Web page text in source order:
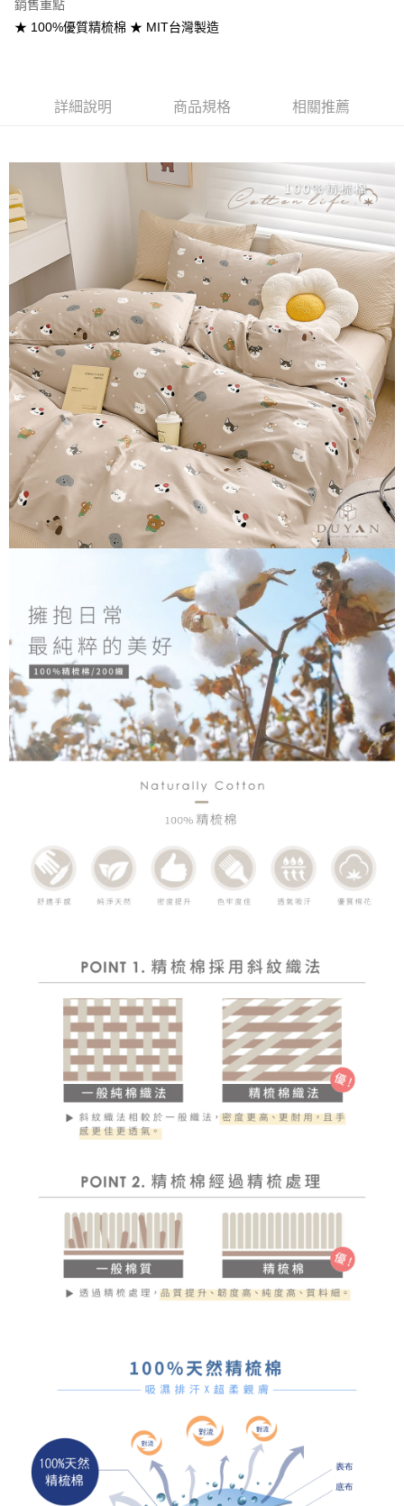
匯豐（台灣）商業銀行
聯邦商業銀行
遠東國際商業銀行
台灣樂天信用卡公司
悠遊付
大哥付你分期
1.本服務由台灣大哥大提供，台灣大哥大用戶可立即使用無須另外申請。
2.付款方式選擇「大哥付你分期」，訂單成立後會自動跳轉到大哥付的交易
流程，驗證手機門號後，選擇欲分期的期數、繳款截止日，確認付款後即完
成交易。
3.實際核准額度、可分期數及費用金額請依後續交易確認頁面所載為準。
4.訂單成立30分鐘內，如未前往確認交易或遇審核未通過，訂單將自動取
消。如遇「轉專審核」未通過狀況，表示未達大哥付你分期系統評分，恕無
法說明評估內容。
【繳款方式說明】
1.分期款項不併入電信帳單，「大哥付你分期」於每月結算日後寄送繳費提
醒簡訊。
2.透過簡訊連結打開帳單後，可選擇「超商條碼／台灣大直營門市／銀行轉
帳／街口支付／iPASS MONEY」等通路繳費。
【注意事項】
1.本服務係由「台灣大哥大股份有限公司」（以下簡稱本公司）所提供，讓
用戶於交易時，得透過本服務購買商品或服務，並由商店將買賣／分期付款
買賣價金債權讓與本公司後，依約使用本公司帳單繳交帳款。
2.基於同意付款使用「大哥付你分期」之契約關係目的，商店將以您的個人
資料（包含姓名、電話或地址）提供予台灣大哥大進項蒐集、處理及利用，
由本公司與您本人進行分期帳單所需資料之確認、核對及更正。
3.完整用戶服務條款，請詳閱以下連結：
https://oppay.tw/userRule
AFTEE先享後付
相關說明
【關於「AFTEE先享後付」】
AFTEE先享後付是「在收到商品之後才付款」的支付方式。 讓您購物簡單
便利好安心！
１．簡單：不需註冊會員、不需綁卡、不需儲值。
２．便利：只要手機號碼，簡訊認證，即可結帳。
３．安心：先確認商品／服務後，再付款。
【「AFTEE先享後付」結帳流程】
１．於結帳方式選擇「AFTEE先享後付」後，將跳轉至「AFTEE先享後付」
結帳頁面，進行簡訊認證並確認金額後，即可完成結帳。
２．訂單成立數日內，您將收到繳費通知簡訊。
３．收到繳費通知簡訊後14天內，點擊此簡訊中的連結，可透過四大超商／
ATM／網路銀行／等多元方式進行付款，方視為交易完成。
※ 請注意：結帳手續完成當下不需立刻繳費，但若您需要取消訂單，請聯絡
購買商品的店家。未經商家同意取消之訂單仍視為有效，需透過AFTEE先享
後付繳納相關費用。
※ 交易是否成功請以「AFTEE先享後付 」之結帳頁面顯示為準，若有關於
是否繳費成功／繳費後需取消欲退款等相關疑問，請聯繫「AFTEE先享後付
客戶支援中心」
https://netprotections.freshdesk.com/support/home
【注意事項】
１．透過由恩沛科技股份有限公司提供之「AFTEE先享後付」服務完成之交
易，需依本服務之必要範圍內提供個人資料，並將交易相關給付款項請求債
權轉讓予恩沛科技股份有限公司。
２．關於個人資料處理事宜，請瀏覽以下網址：
https://aftee.tw/terms/#terms3
３．未成年的使用者請事先徵得法定代理人或監護人之同意方可使用
「AFTEE先享後付」，若未經同意申辦者引起之損失，本公司不負相關責
任。
４．使用「AFTEE先享後付」時，將依據個別帳號之用戶狀況，依本公司即
時審查核予不同之上限額度；若仍有額度不足之情形，本公司將視審查結果
請求用戶進行身份認證。
５．嚴禁一人註冊多個帳號或使用他人資訊註冊。若發現惡意使用之情形，
恩沛科技股份有限公司將有權停止該用戶之使用額度並採取法律行動。
Hami Point
「Hami Point」為中華電信所提供之點數服務，可於會員專區綁定中華電信
會員帳號後，即可在購物車使用 Hami Point 折抵消費金額 (1點等於1元)。
ATM付款
運送方式
全家取貨付款
每筆NT$60，滿NT$999(含以上)免運費
付款後全家取貨
每筆NT$60，滿NT$999(含以上)免運費
7-11取貨付款
每筆NT$60，滿NT$999(含以上)免運費
付款後7-11取貨
每筆NT$60，滿NT$999(含以上)免運費
每筆NT$80，滿NT$999(含以上)免運費
銷售重點
★ 100%優質精梳棉 ★ MIT台灣製造
詳細說明 商品規格 相關推薦